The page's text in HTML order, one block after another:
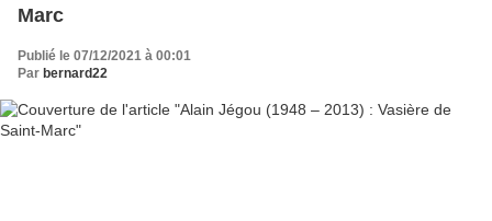
Marc
Publié le 07/12/2021 à 00:01
Par bernard22